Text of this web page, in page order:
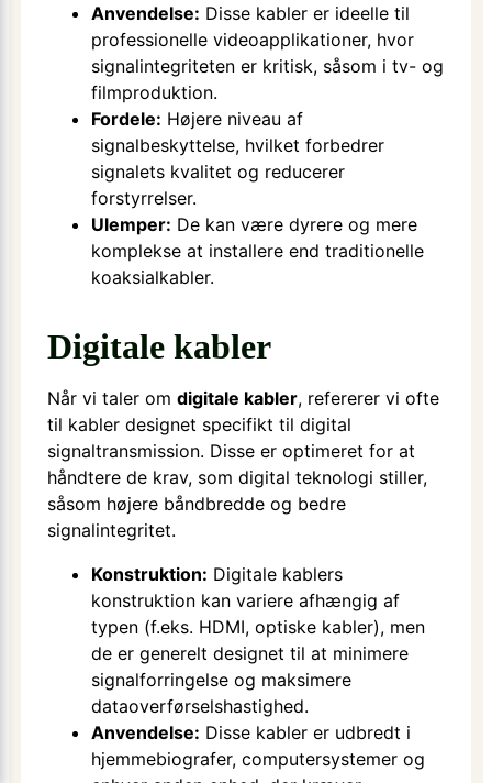
Anvendelse: Disse kabler er ideelle til
professionelle videoapplikationer, hvor
signalintegriteten er kritisk, såsom i tv- og
filmproduktion.
Fordele: Højere niveau af
signalbeskyttelse, hvilket forbedrer
signalets kvalitet og reducerer
forstyrrelser.
Ulemper: De kan være dyrere og mere
komplekse at installere end traditionelle
koaksialkabler.
Digitale kabler
Når vi taler om digitale kabler, refererer vi ofte
til kabler designet specifikt til digital
signaltransmission. Disse er optimeret for at
håndtere de krav, som digital teknologi stiller,
såsom højere båndbredde og bedre
signalintegritet.
Konstruktion: Digitale kablers
konstruktion kan variere afhængig af
typen (f.eks. HDMI, optiske kabler), men
de er generelt designet til at minimere
signalforringelse og maksimere
dataoverførselshastighed.
Anvendelse: Disse kabler er udbredt i
hjemmebiografer, computersystemer og